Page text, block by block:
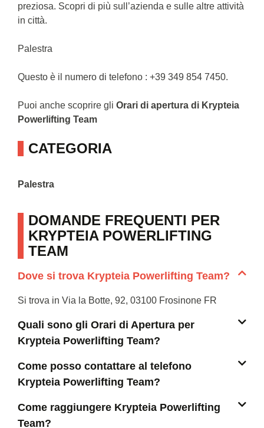
preziosa. Scopri di più sull’azienda e sulle altre attività
in città.
Palestra
Questo è il numero di telefono : +39 349 854 7450.
Puoi anche scoprire gli Orari di apertura di Krypteia
Powerlifting Team
CATEGORIA
Palestra
DOMANDE FREQUENTI PER
KRYPTEIA POWERLIFTING
TEAM
Dove si trova Krypteia Powerlifting Team?
Si trova in Via la Botte, 92, 03100 Frosinone FR
Quali sono gli Orari di Apertura per
Krypteia Powerlifting Team?
Come posso contattare al telefono
Krypteia Powerlifting Team?
Come raggiungere Krypteia Powerlifting
Team?